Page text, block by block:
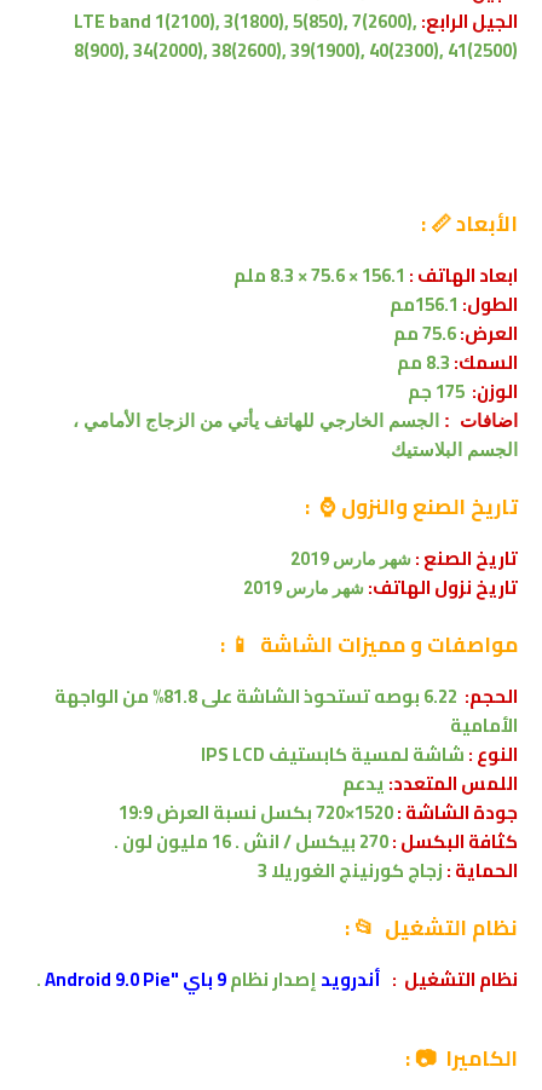
الجيل الرابع:LTE band 1(2100), 3(1800), 5(850), 7(2600),
8(900), 34(2000), 38(2600), 39(1900), 40(2300), 41(2500)
الأبعاد 📏 :
ابعاد الهاتف : 156.1 × 75.6 × 8.3 ملم
الطول: 156.1مم
العرض:
السمك:8.3 مم
الوزن:
اضافات : الجسم الخارجي للهاتف يأتي من الزجاج الأمامي ،
الجسم البلاستيك
تاريخ الصنع والنزول ⌚ :
تاريخ الصنع : شهر مارس 2019
تاريخ نزول الهاتف: شهر مارس
مواصفاتو مميزات الشاشة 📱
:
الحجم:
تستحوذ الشاشة على 81.8% من الواجهة
الأمامية
النوع :شاشة لمسيةكابستيفIPS LCD
اللمس المتعدد:يدعم
جودة الشاشة :1520×720 بكسل
نسبة العرض 19:9
كثافة البكسل :270 بيكسل / انش . 16 مليون لون .
الحماية :زجاج كورنينج الغوريلا 3
نظام التشغيل 📂 :
نظام التشغيل : أندرويدإصدارنظام9 باي "Android 9.0 Pie .
الكاميرا 📷 :